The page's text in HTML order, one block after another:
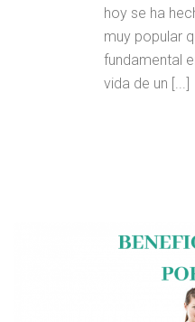
hoy se ha
muy popular
fundamental
vida de un [...]